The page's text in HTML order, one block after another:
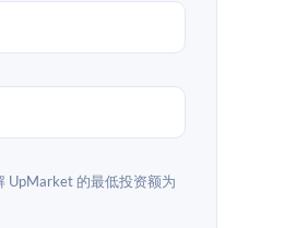
UpMarket 的最低投资额为